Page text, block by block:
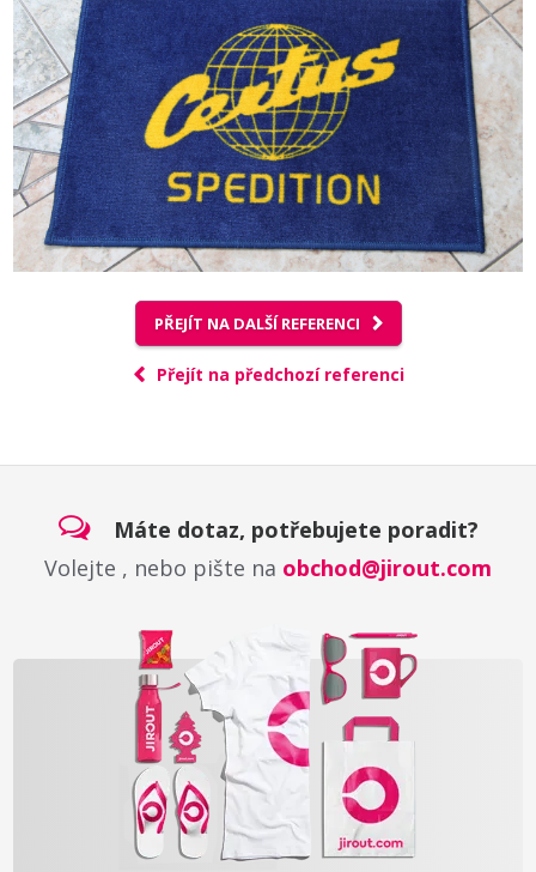
PŘEJÍT NA DALŠÍ REFERENCI
Přejít na předchozí referenci
Máte dotaz, potřebujete poradit?
Volejte , nebo pište na obchod@jirout.com